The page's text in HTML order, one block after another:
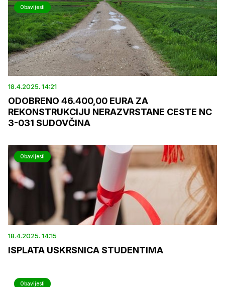
Obavijesti
18.4.2025. 14:21
ODOBRENO 46.400,00 EURA ZA
REKONSTRUKCIJU NERAZVRSTANE CESTE NC
3-031 SUDOVČINA
Obavijesti
18.4.2025. 14:15
ISPLATA USKRSNICA STUDENTIMA
Obavijesti